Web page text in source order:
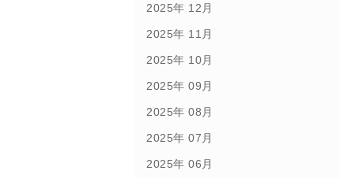
2025年 12月
2025年 11月
2025年 10月
2025年 09月
2025年 08月
2025年 07月
2025年 06月